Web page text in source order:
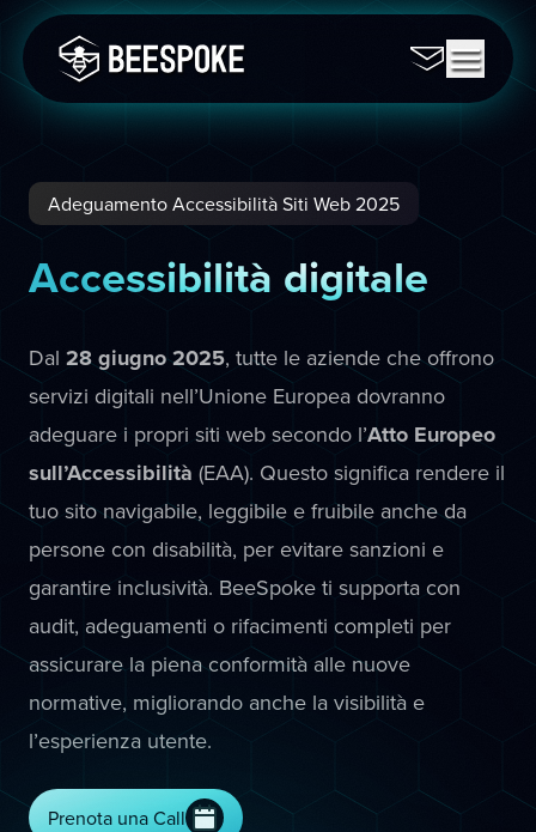
Adeguamento Accessibilità Siti Web 2025
Accessibilità digitale
Dal 28 giugno 2025, tutte le aziende che offrono
servizi digitali nell’Unione Europea dovranno
adeguare i propri siti web secondo l’Atto Europeo
sull’Accessibilità (EAA). Questo significa rendere il
tuo sito navigabile, leggibile e fruibile anche da
persone con disabilità, per evitare sanzioni e
garantire inclusività. BeeSpoke ti supporta con
audit, adeguamenti o rifacimenti completi per
assicurare la piena conformità alle nuove
normative, migliorando anche la visibilità e
l’esperienza utente.
Prenota una Call